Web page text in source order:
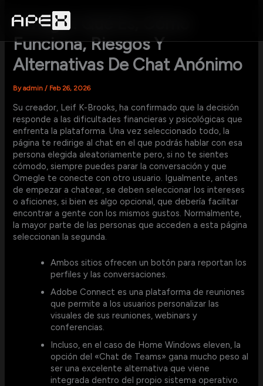
contentOmegle: Qué Es, Cómo
Funciona, Riesgos Y
Alternativas De Chat Anónimo
Byadmin/ Feb 26, 2026
Su creador, Leif K-Brooks, ha confirmado que la decisión
responde a las dificultades financieras y psicológicas que
enfrenta la plataforma. Una vez seleccionado todo, la
página te redirige al chat en el que podrás hablar con esa
persona elegida aleatoriamente pero, si no te sientes
cómodo, siempre puedes parar la conversación y que
Omegle te conecte con otro usuario. Igualmente, antes
de empezar a chatear, se deben seleccionar los intereses
o aficiones, si bien es algo opcional, que debería facilitar
encontrar a gente con los mismos gustos. Normalmente,
la mayor parte de las personas que acceden a esta página
seleccionan la segunda.
Ambos sitios ofrecen un botón para reportan los
perfiles y las conversaciones.
Adobe Connect es una plataforma de reuniones
que permite a los usuarios personalizar las
visuales de sus reuniones, webinars y
conferencias.
Incluso, en el caso de Home Windows eleven, la
opción del «Chat de Teams» gana mucho peso al
ser una excelente alternativa que viene
integrada dentro del propio sistema operativo.